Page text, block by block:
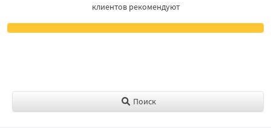
клиентов рекомендуют
Поиск